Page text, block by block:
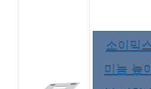
소이믹
미늄 높